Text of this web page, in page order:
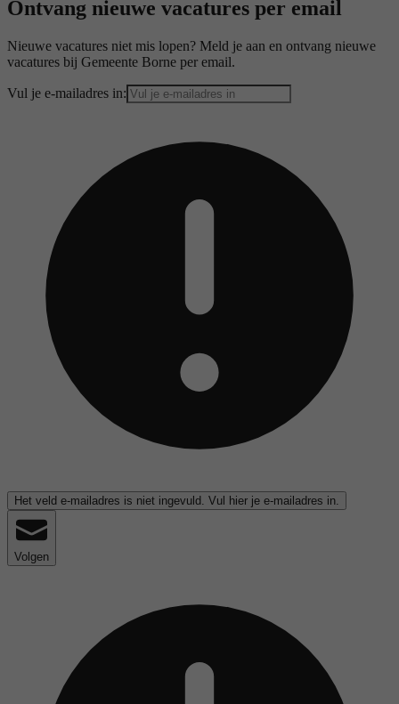
Ontvang nieuwe vacatures per email
Nieuwe vacatures niet mis lopen? Meld je aan en ontvang nieuwe
vacatures bij Gemeente Borne per email.
Vul je e-mailadres in:
Het veld e-mailadres is niet ingevuld. Vul hier je e-mailadres in.
Volgen